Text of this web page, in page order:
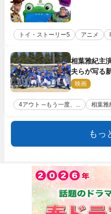
トイ・ストーリー5 アニメ
相葉雅紀主
夫らが写る
イベントも決
映画
4アウト ─もう一度、... 相葉雅
もっ